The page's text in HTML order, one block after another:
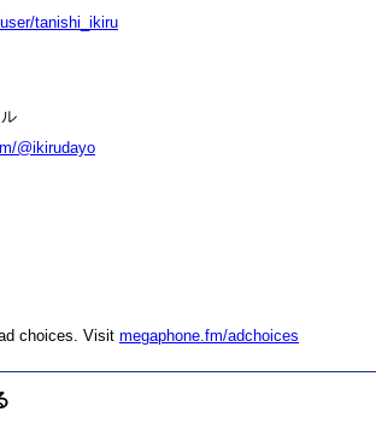
tanishi_ikiru⁠⁠⁠⁠⁠⁠⁠⁠⁠⁠⁠⁠⁠⁠⁠⁠⁠⁠⁠⁠⁠⁠⁠⁠⁠⁠⁠⁠⁠⁠⁠⁠⁠⁠⁠⁠⁠⁠⁠⁠⁠⁠⁠⁠⁠⁠⁠⁠⁠⁠⁠⁠
@ikirudayo⁠⁠⁠⁠⁠⁠⁠⁠⁠⁠⁠⁠⁠⁠⁠⁠⁠⁠⁠⁠⁠⁠⁠⁠⁠⁠⁠⁠⁠⁠⁠⁠⁠⁠⁠⁠⁠⁠⁠⁠⁠⁠⁠⁠
choices. Visit megaphone.fm/adchoices